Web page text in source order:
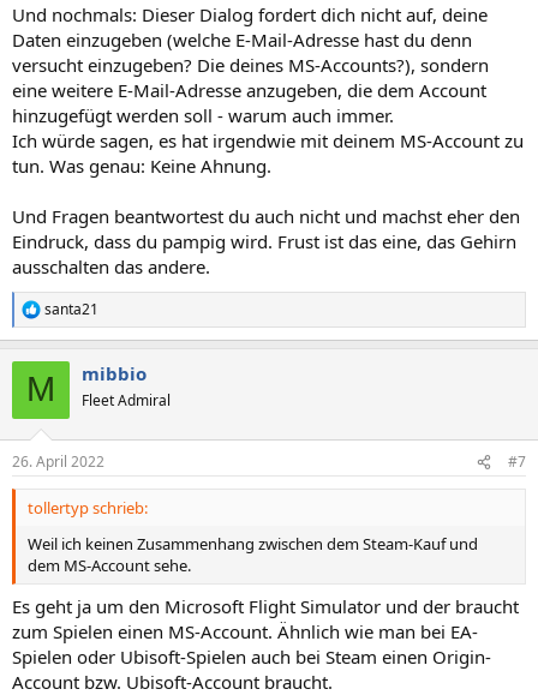
Und nochmals: Dieser Dialog fordert dich nicht auf, deine
Daten einzugeben (welche E-Mail-Adresse hast du denn
versucht einzugeben? Die deines MS-Accounts?), sondern
eine weitere E-Mail-Adresse anzugeben, die dem Account
hinzugefügt werden soll - warum auch immer.
Ich würde sagen, es hat irgendwie mit deinem MS-Account zu
tun. Was genau: Keine Ahnung.
Und Fragen beantwortest du auch nicht und machst eher den
Eindruck, dass du pampig wird. Frust ist das eine, das Gehirn
ausschalten das andere.
R
e
e
n
santa21
M mibbio
Fleet Admiral
26. April 2022 #7
tollertyp schrieb:
Weil ich keinen Zusammenhang zwischen dem Steam-Kauf und
dem MS-Account sehe.
Es geht ja um den Microsoft Flight Simulator und der braucht
zum Spielen einen MS-Account. Ähnlich wie man bei EA-
Spielen oder Ubisoft-Spielen auch bei Steam einen Origin-
Account bzw. Ubisoft-Account braucht.